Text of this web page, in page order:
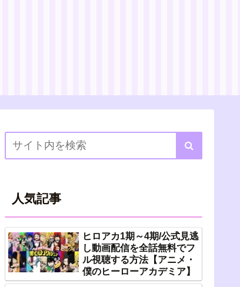
人気記事
ヒロアカ1期～4期/公式見逃
し動画配信を全話無料でフ
ル視聴する方法【アニメ・
僕のヒーローアカデミア】